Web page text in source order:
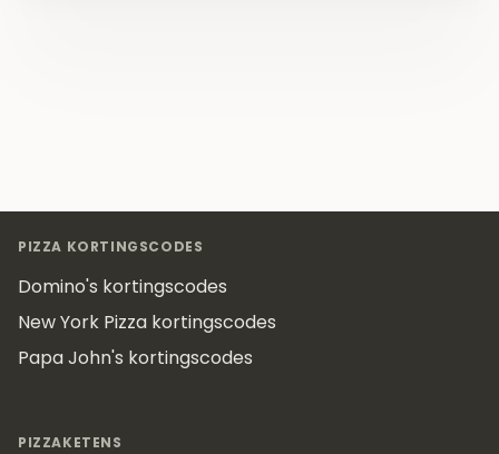
PIZZA KORTINGSCODES
Domino's kortingscodes
New York Pizza kortingscodes
Papa John's kortingscodes
PIZZAKETENS